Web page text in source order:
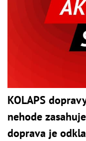
KOLAPS
nehode
doprava je